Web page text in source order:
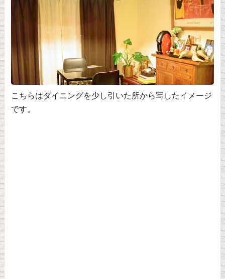
こちらはダイニングを少し引いた所から写したイメージ
です。